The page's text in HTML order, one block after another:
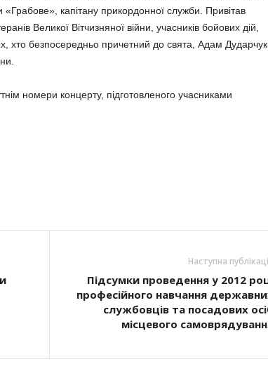
«Грабове», капітану при­кордонної служби. Привітав
Великої Вітчизняної війни, учасників бойових дій,
хто безпосередньо причет­ний до свята, Адам Дударчук,
номери концерту, підготовленого учасниками
Наступна
Підсумки проведення у 2012
професійного навчання
службовців та посадових
місцевого